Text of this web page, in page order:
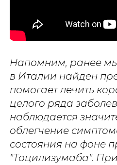
Напомним, ранее
в Италии найден
помогает лечить
целого ряда
наблюдается
облегчение
состояния на фоне
"Тоцилизумаба".